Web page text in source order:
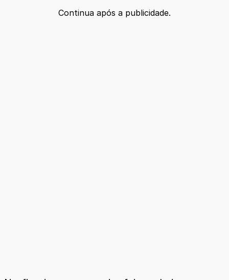
Continua após a publicidade.